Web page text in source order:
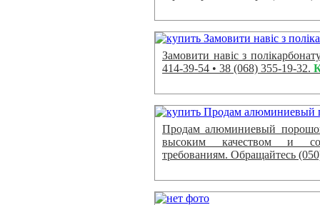
Замовити навіс з
414-39-54 • 38 (068) 355-19-32.
Продам алюминиевый
высоким качеством и
требованиям. Обращайтесь